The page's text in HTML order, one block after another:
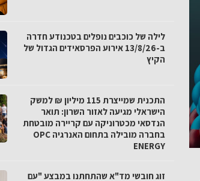
לילה של כוכבים נופלים בטכנודע חדרה
ב-13/8/26 אירוע הפרסאידים הגדול של
הקיץ
התכנית שמייצרת 115 מיליון ₪ למשק
הישראלי מגיעה לאזור השרון: תואר
הנדסאי מכטרוניקה עם קריירה מובטחת
בחברה מובילה בתחום האנרגיה OPC
ENERGY
זוג חובשי מד"א שהתחתנו במבצע "עם